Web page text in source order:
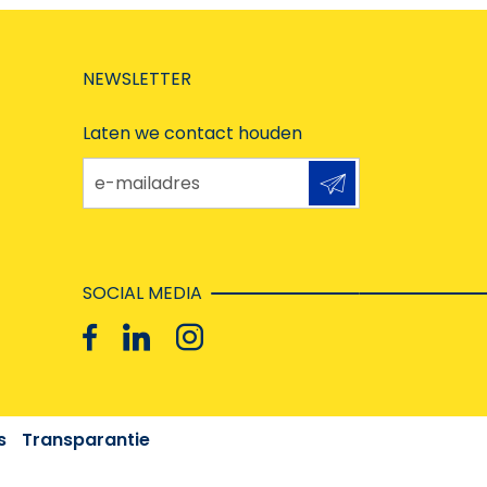
NEWSLETTER
Laten we contact houden
e-mailadres
SOCIAL MEDIA
Transparantie